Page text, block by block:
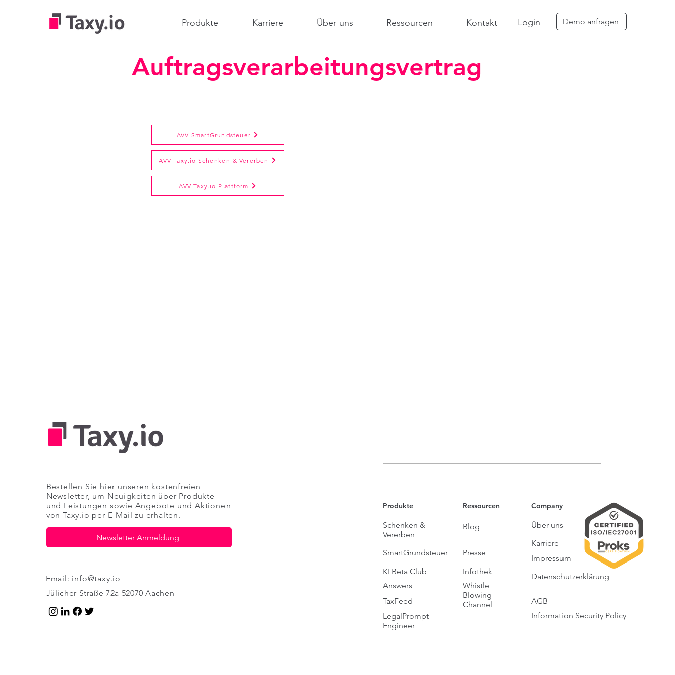
Produkte Karriere Über uns Ressourcen Kontakt Login Demo anfragen
Auftragsverarbeitungsvertrag
AVV SmartGrundsteuer
AVV Taxy.io Schenken & Vererben
AVV Taxy.io Plattform
Bestellen Sie hier unseren kostenfreien
Newsletter, um Neuigkeiten über Produkte
und Leistungen sowie Angebote und Aktionen
vonTaxy.io per E-Mail zu erhalten.
Newsletter Anmeldung
Email: info@taxy.io
Jülicher Straße 72a 52070 Aachen
Produkte
Schenken &
Vererben
SmartGrundsteuer
KI Beta Club
Answers
TaxFeed
Ressourcen
Blog
Presse
Infothek
Whistle
Blowing
Channel
LegalPrompt
Engineer
Company
Über uns
Karriere
Impressum
Datenschutzerklärung
AGB
Information Security Policy